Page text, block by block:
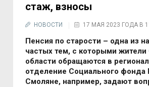
стаж, взносы
НОВОСТИ 17 МАЯ 2023 ГОДА В
Пенсия по старости – одна из
частых тем, с которыми
области обращаются в
отделение Социального фонда
Смоляне, например, задают